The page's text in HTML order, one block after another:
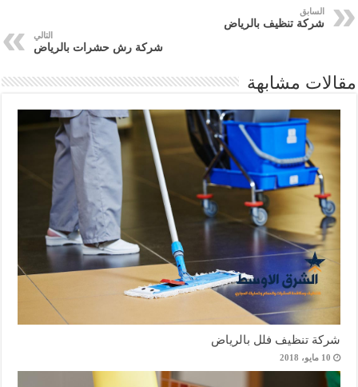
السابق
شركة تنظيف بالرياض
التالي
شركة رش حشرات بالرياض
مقالات مشابهة
شركة تنظيف فلل بالرياض
10 مايو، 2018